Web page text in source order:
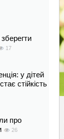
17
у дітей
стійкість
про
26